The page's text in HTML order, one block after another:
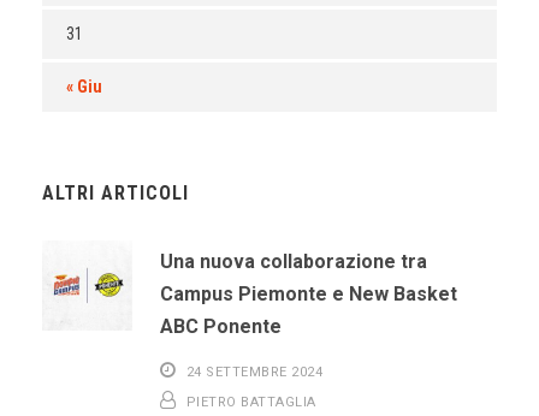
« Giu
31
ALTRI ARTICOLI
Una nuova collaborazione tra
Campus Piemonte e New Basket
ABC Ponente
24 SETTEMBRE 2024
PIETRO BATTAGLIA